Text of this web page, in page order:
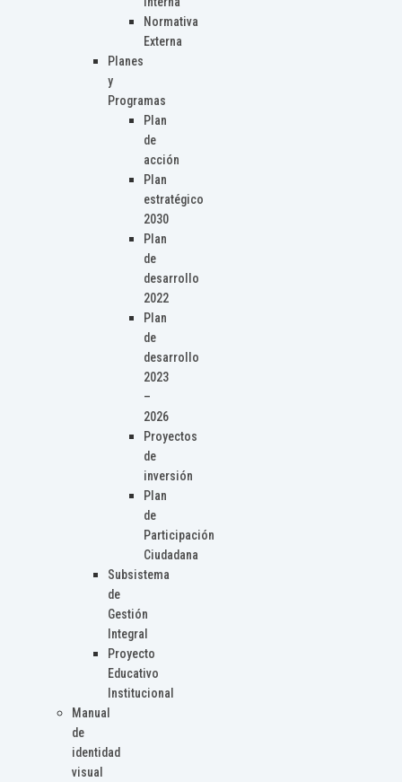
Normativa
Externa
Planes
y
Programas
Plan
de
acción
Plan
estratégico
2030
Plan
de
desarrollo
2022
Plan
de
desarrollo
2023
–
2026
Proyectos
de
inversión
Plan
de
Participación
Ciudadana
Subsistema
de
Gestión
Integral
Proyecto
Educativo
Institucional
Manual
de
identidad
visual